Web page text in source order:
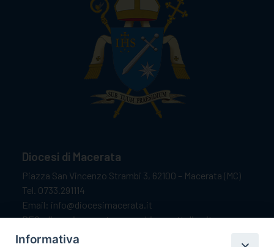
Diocesi di Macerata
Piazza San Vincenzo Strambi 3, 62100 – Macerata (MC)
Tel. 0733.291114
Email: info@diocesimacerata.it
PEC: diocesimacerata@pec.chiesacattolica.it
Comunicazioni urgenti WhatsApp:
Informativa